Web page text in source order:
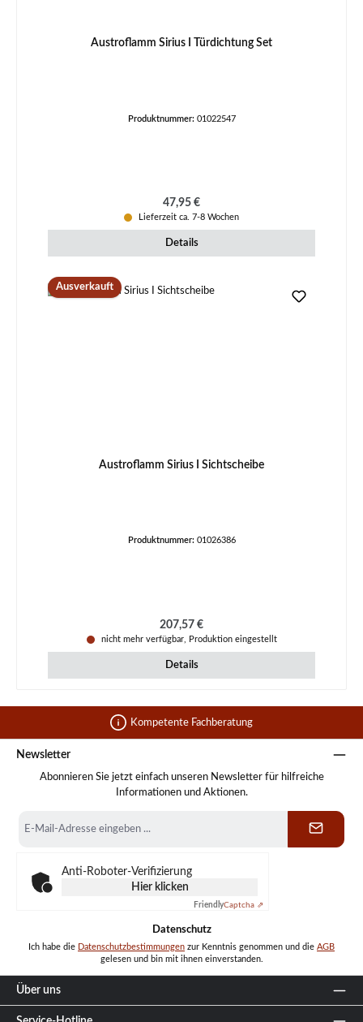
Austroflamm Sirius I Türdichtung Set
Produktnummer: 01022547
Regulärer Preis:
47,95 €
Lieferzeit ca. 7-8 Wochen
Details
Ausverkauft
Austroflamm Sirius I Sichtscheibe
Produktnummer: 01026386
Regulärer Preis:
207,57 €
nicht mehr verfügbar, Produktion eingestellt
Details
Kompetente Fachberatung
Newsletter
Abonnieren Sie jetzt einfach unseren Newsletter für hilfreiche
Informationen und Aktionen.
Mail-
Anti-Roboter-Verifizierung
Hier klicken
FriendlyCaptcha ⇗
Datenschutz
Ich habe die Datenschutzbestimmungen zur Kenntnis genommen und die AGB
gelesen und bin mit ihnen einverstanden.
Über uns